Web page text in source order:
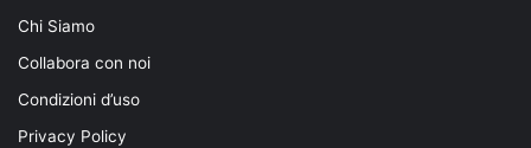
Chi Siamo
Collabora con noi
Condizioni d’uso
Privacy Policy